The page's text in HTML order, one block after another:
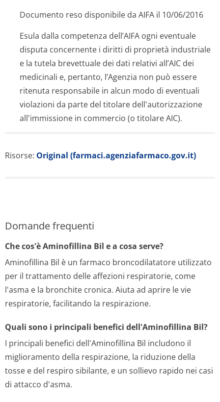
Documento reso disponibile da AIFA il 10/06/2016
Esula dalla competenza dell’AIFA ogni eventuale
disputa concernente i diritti di proprietà industriale
e la tutela brevettuale dei dati relativi all’AIC dei
medicinali e, pertanto, l’Agenzia non può essere
ritenuta responsabile in alcun modo di eventuali
violazioni da parte del titolare dell'autorizzazione
all'immissione in commercio (o titolare AIC).
Risorse: Original (farmaci.agenziafarmaco.gov.it)
Domande frequenti
Che cos'è Aminofillina Bil e a cosa serve?
Aminofillina Bil è un farmaco broncodilatatore utilizzato
per il trattamento delle affezioni respiratorie, come
l'asma e la bronchite cronica. Aiuta ad aprire le vie
respiratorie, facilitando la respirazione.
Quali sono i principali benefici dell'Aminofillina Bil?
I principali benefici dell'Aminofillina Bil includono il
miglioramento della respirazione, la riduzione della
tosse e del respiro sibilante, e un sollievo rapido nei casi
di attacco d'asma.